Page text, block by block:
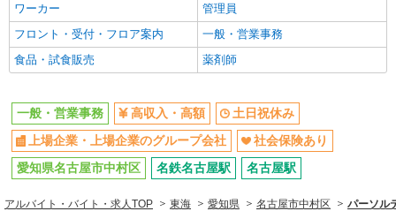
ワーカー
管理員
フロント・受付・フロア案内
一般・営業事務
食品・試食販売
薬剤師
一般・営業事務 高収入・高額
土日祝休み
上場企業・上場企業のグループ会社
社会保険あり
愛知県名古屋市中村区
名鉄名古屋駅 名古屋駅
アルバイト・バイト・求人TOP 東海 愛知県 名古屋市中村区 パーソル